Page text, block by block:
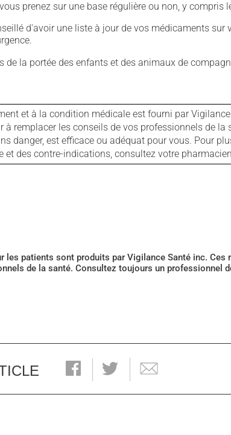
prenez sur une base régulière ou non, y
d'avoir une liste à jour de vos médicaments
de la portée des enfants et des animaux de
et à la condition médicale est fourni par
à remplacer les conseils de vos professionnels de
danger, est efficace ou adéquat pour vous. Pour
et des contre-indications, consultez votre
patients sont produits par Vigilance Santé inc. Ces
de la santé. Consultez toujours un professionnel